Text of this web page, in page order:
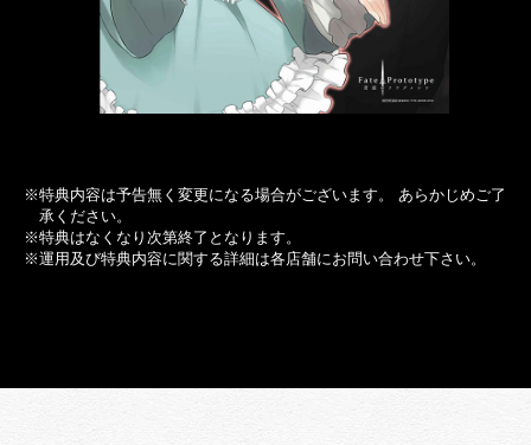
※特典内容は予告無く変更になる場合がございます。 あらかじめご了
承ください。
※特典はなくなり次第終了となります。
※運用及び特典内容に関する詳細は各店舗にお問い合わせ下さい。